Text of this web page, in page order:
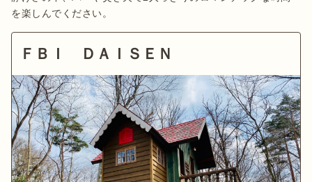
を楽しんでください。
ＦＢＩ ＤＡＩＳＥＮ